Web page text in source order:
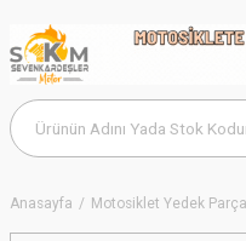
Anasayfa Motosiklet Yedek Parça